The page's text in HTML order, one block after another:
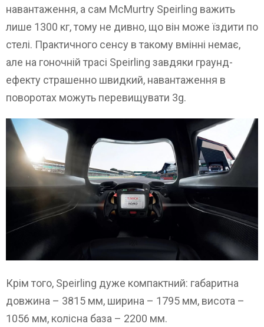
навантаження, а сам McMurtry Speirling важить
лише 1300 кг, тому не дивно, що він може їздити по
стелі. Практичного сенсу в такому вмінні немає,
але на гоночній трасі Speirling завдяки граунд-
ефекту страшенно швидкий, навантаження в
поворотах можуть перевищувати 3g.
Крім того, Speirling дуже компактний: габаритна
довжина – 3815 мм, ширина – 1795 мм, висота –
1056 мм, колісна база – 2200 мм.